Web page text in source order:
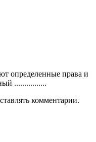
определенные права и
................
комментарии.